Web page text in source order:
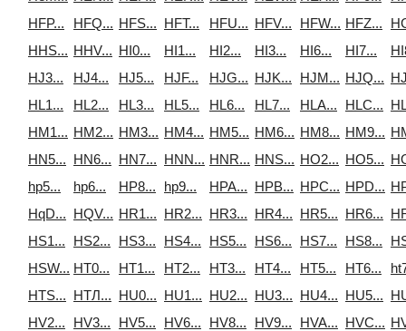
HFP...
HFQ... HFS... HFT... HFU... HFV... HFW... HFZ...
HHS... HHV... HI0... HI1... HI2... HI3... HI6... HI7...
HJ3...
HJ4... HJ5... HJF... HJG... HJK... HJM... HJQ...
HL1...
HL2... HL3... HL5... HL6... HL7... HLA... HLC...
HM1... HM2... HM3... HM4... HM5... HM6... HM8... HM9...
HN5... HN6... HN7... HNN... HNR... HNS... HO2... HO5...
hp5...
hp6... HP8... hp9... HPA... HPB... HPC... HPD...
HqD... HQV... HR1... HR2... HR3... HR4... HR5... HR6...
HS1...
HS2... HS3... HS4... HS5... HS6... HS7... HS8...
HSW... HT0... HT1... HT2... HT3... HT4... HT5... HT6...
HTS... HTЛ... HU0... HU1... HU2... HU3... HU4... HU5...
HV2...
HV3... HV5... HV6... HV8... HV9... HVA... HVC...